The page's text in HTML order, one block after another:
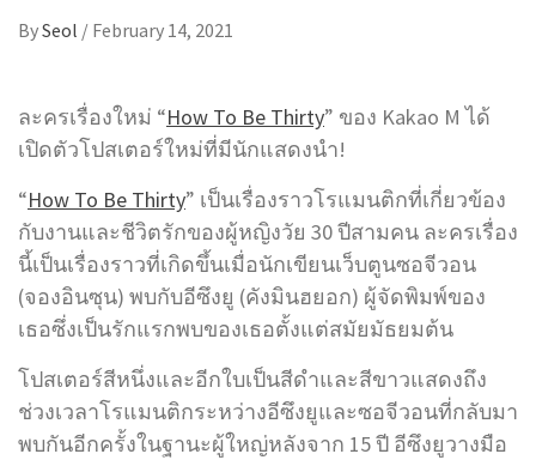
BySeol / February 14, 2021
ละครเรื่องใหม่ “How To Be Thirty” ของ Kakao M ได้
เปิดตัวโปสเตอร์ใหม่ที่มีนักแสดงนำ!
“How To Be Thirty” เป็นเรื่องราวโรแมนติกที่เกี่ยวข้อง
กับงานและชีวิตรักของผู้หญิงวัย 30 ปีสามคน ละครเรื่อง
นี้เป็นเรื่องราวที่เกิดขึ้นเมื่อนักเขียนเว็บตูนซอจีวอน
(จองอินซุน) พบกับอีซึงยู (คังมินฮยอก) ผู้จัดพิมพ์ของ
เธอซึ่งเป็นรักแรกพบของเธอตั้งแต่สมัยมัธยมต้น
โปสเตอร์สีหนึ่งและอีกใบเป็นสีดำและสีขาวแสดงถึง
ช่วงเวลาโรแมนติกระหว่างอีซึงยูและซอจีวอนที่กลับมา
พบกันอีกครั้งในฐานะผู้ใหญ่หลังจาก 15 ปี อีซึงยูวางมือ